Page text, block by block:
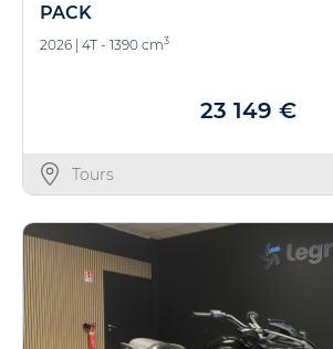
PACK
2026 | 4T - 1390 cm3
23 149 €
Tours